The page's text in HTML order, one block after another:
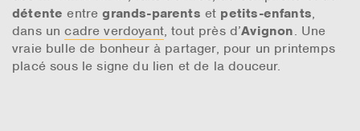
détente entregrands-parents et petits-enfants,
dans uncadre verdoyant, tout près d’Avignon. Une
vraie bulle de bonheur à partager, pour un printemps
placé sous le signe du lien et de la douceur.